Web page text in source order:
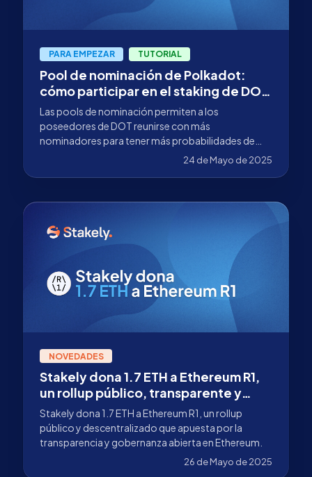
PARA EMPEZAR TUTORIAL
Pool de nominación de Polkadot:
cómo participar en el staking de DOT
desde 1 DOT
Las pools de nominación permiten a los
poseedores de DOT reunirse con más
nominadores para tener más probabilidades de
24 de Mayo de 2025
NOVEDADES
Stakely dona 1.7 ETH a Ethereum R1,
un rollup público, transparente y
alineado con Ethereum
Stakely dona 1.7 ETH a Ethereum R1, un rollup
público y descentralizado que apuesta por la
transparencia y gobernanza abierta en Ethereum.
26 de Mayo de 2025